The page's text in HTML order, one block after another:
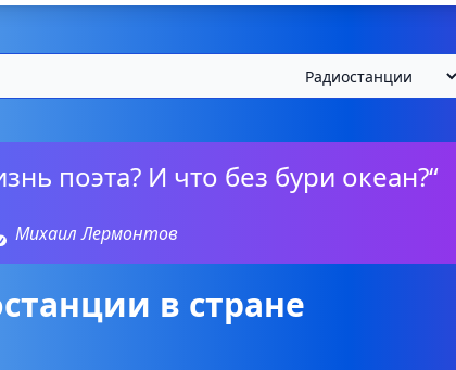
поэта? И что без бури океан?“
Михаил Лермонтов
в стране